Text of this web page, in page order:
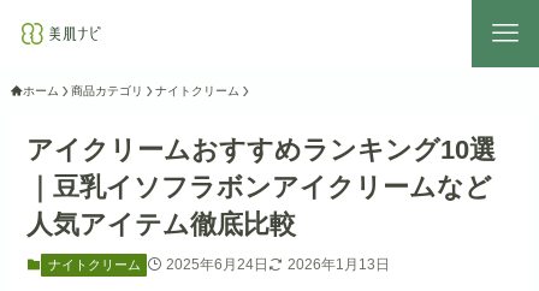
ホーム 商品カテゴリ ナイトクリーム
アイクリームおすすめランキング10選
｜豆乳イソフラボンアイクリームなど
人気アイテム徹底比較
ナイトクリーム 2025年6月24日 2026年1月13日